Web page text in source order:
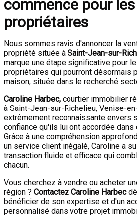
commence pour
propriétaires
Nous sommes ravis d'annoncer la
propriété située à Saint-Jean-sur-
marque une étape significative pour
propriétaires qui pourront désormais
maison, située dans le recherché
Caroline Harbec, courtier immobilier
à Saint-Jean-sur-Richelieu, Venise-
extrêmement reconnaissante envers
confiance qu'ils lui ont accordée dans
Grâce à une compréhension
un service client inégalé, Caroline a
transaction fluide et efficace qui
chacun.
Vous cherchez à vendre ou acheter
région ? Contactez Caroline Harbec
bénéficier de son expertise et d'un
personnalisé dans votre projet